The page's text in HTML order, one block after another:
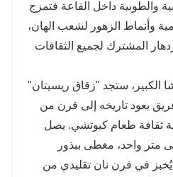
والطوبية داخل القاعة فتمزج
وأنماط الزهور لشعب الهان،
المشترك لجميع الثقافات
الكبير، ستجد "زقاق ريسيتان"
يعود تاريخه إلى قرن من
ثقافة طعام كيوتشي. يصل
متر واحد، مغطى ببذور
في فرن نان تقليدي من